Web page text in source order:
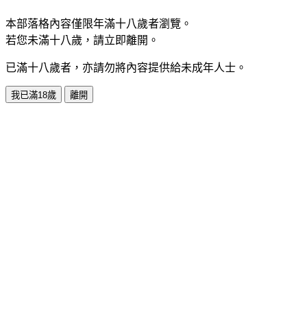
本部落格內容僅限年滿十八歲者瀏覽。
若您未滿十八歲，請立即離開。
已滿十八歲者，亦請勿將內容提供給未成年人士。
我已滿18歲 離開